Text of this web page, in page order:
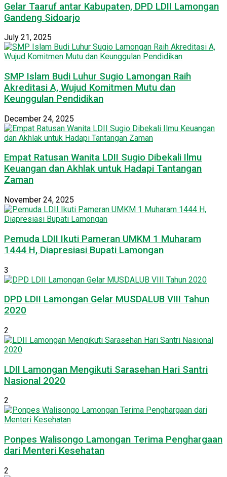
Gelar Taaruf antar Kabupaten, DPD LDII Lamongan
Gandeng Sidoarjo
July 21, 2025
SMP Islam Budi Luhur Sugio Lamongan Raih
Akreditasi A, Wujud Komitmen Mutu dan
Keunggulan Pendidikan
December 24, 2025
Empat Ratusan Wanita LDII Sugio Dibekali Ilmu
Keuangan dan Akhlak untuk Hadapi Tantangan
Zaman
November 24, 2025
Pemuda LDII Ikuti Pameran UMKM 1 Muharam
1444 H, Diapresiasi Bupati Lamongan
3
DPD LDII Lamongan Gelar MUSDALUB VIII Tahun
2020
2
LDII Lamongan Mengikuti Sarasehan Hari Santri
Nasional 2020
2
Ponpes Walisongo Lamongan Terima Penghargaan
dari Menteri Kesehatan
2